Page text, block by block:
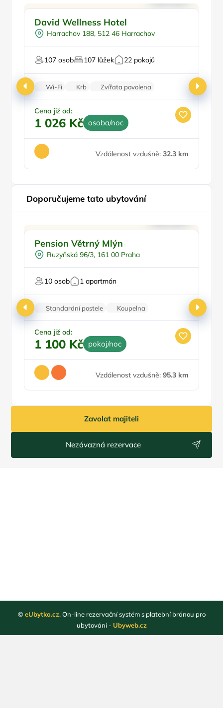
Vnitřní bazén
Vířivka
Sauna
Masáže
David Wellness Hotel
Harrachov 188, 512 46 Harrachov
107 osob 107 lůžek 22 pokojů
Wi-Fi Krb
Zvířata povolena
Bezbariérový vstup
Nekuřácký objekt
Cena již od:
1 026 Kč osoba/noc
Vzdálenost vzdušně: 32.3 km
Doporučujeme tato ubytování
Snídaně
Pro turisty
Pro milovníky historie
Nabíjecí stanice pro elektromobily/elektromoto
Pension Větrný Mlýn
Ruzyňská 96/3, 161 00 Praha
10 osob 1 apartmán
Standardní postele
Koupelna
Rodinné pokoje
Trezor Minibar
Cena již od:
1 100 Kč pokoj/noc
Vzdálenost vzdušně: 95.3 km
Zavolat majiteli
Nezávazná rezervace
© eUbytko.cz. On-line rezervační systém s platební bránou pro
ubytování - Ubyweb.cz